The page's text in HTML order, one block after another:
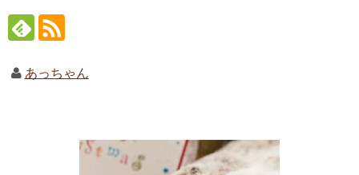
あっちゃん